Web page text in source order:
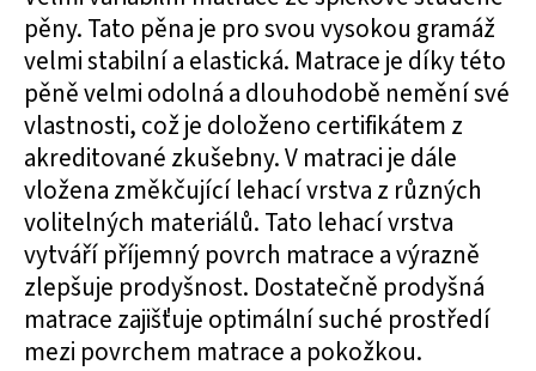
pěny. Tato pěna je pro svou vysokou gramáž
velmi stabilní a elastická. Matrace je díky této
pěně velmi odolná a dlouhodobě nemění své
vlastnosti, což je doloženo certifikátem z
akreditované zkušebny. V matraci je dále
vložena změkčující lehací vrstva z různých
volitelných materiálů. Tato lehací vrstva
vytváří příjemný povrch matrace a výrazně
zlepšuje prodyšnost. Dostatečně prodyšná
matrace zajišťuje optimální suché prostředí
mezi povrchem matrace a pokožkou.